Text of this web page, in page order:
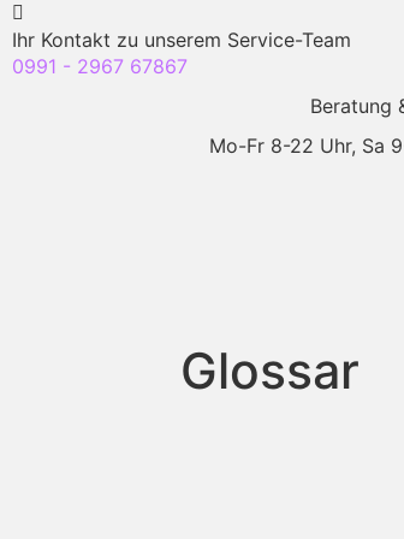
Ihr Kontakt zu unserem Service-Team
0991 - 2967 67867
Beratung
Mo-Fr 8-22 Uhr, Sa
Glossar